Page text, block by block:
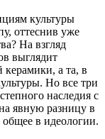
культуры
оттеснив уже
На взгляд
выглядит
керамики, а та, в
Но все три
наследия с
явную разницу в
в идеологии.